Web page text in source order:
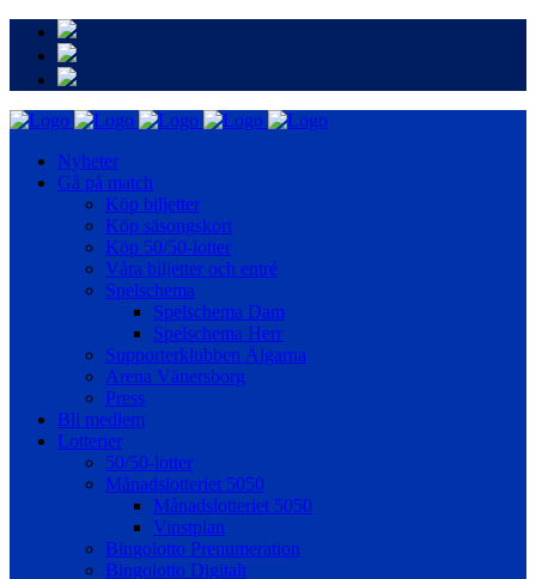
Nyheter
Gå på match
Köp biljetter
Köp säsongskort
Köp 50/50-lotter
Våra biljetter och entré
Spelschema
Spelschema Dam
Spelschema Herr
Supporterklubben Älgarna
Arena Vänersborg
Press
Bli medlem
Lotterier
50/50-lotter
Månadslotteriet 5050
Månadslotteriet 5050
Vinstplan
Bingolotto Prenumeration
Bingolotto Digitalt